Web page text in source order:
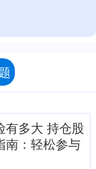
有多大 持仓股
南：轻松参与